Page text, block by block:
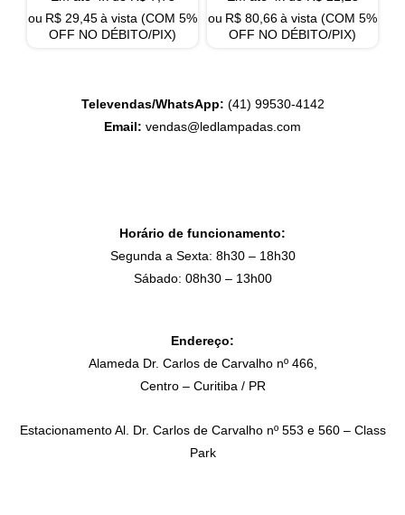
ou R$ 29,45à vista (COM 5%
OFF NO DÉBITO/PIX)
ou R$ 80,66à vista (COM 5%
OFF NO DÉBITO/PIX)
Televendas/WhatsApp: (41) 99530-4142
Email: vendas@ledlampadas.com
Horário de funcionamento:
Segunda a Sexta: 8h30 – 18h30
Sábado: 08h30 – 13h00
Endereço:
Alameda Dr. Carlos de Carvalho nº 466,
Centro – Curitiba / PR
Estacionamento Al. Dr. Carlos de Carvalho nº 553 e 560 – Class
Park